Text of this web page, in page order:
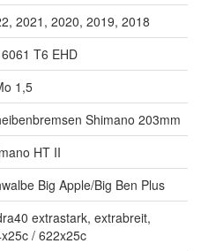
2021, 2020, 2019, 2018
T6 EHD
1,5
Shimano 203mm
HT II
Big Apple/Big Ben Plus
extrastark, extrabreit,
/ 622x25c